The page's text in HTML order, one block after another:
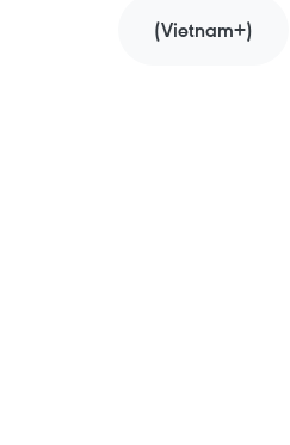
(Vietnam+)